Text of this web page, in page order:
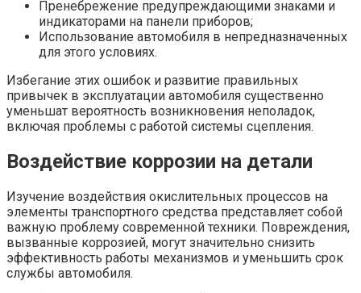
Пренебрежение предупреждающими знаками и
индикаторами на панели приборов;
Использование автомобиля в непредназначенных
для этого условиях.
Избегание этих ошибок и развитие правильных
привычек в эксплуатации автомобиля существенно
уменьшат вероятность возникновения неполадок,
включая проблемы с работой системы сцепления.
Воздействие коррозии на детали
Изучение воздействия окислительных процессов на
элементы транспортного средства представляет собой
важную проблему современной техники. Повреждения,
вызванные коррозией, могут значительно снизить
эффективность работы механизмов и уменьшить срок
службы автомобиля.